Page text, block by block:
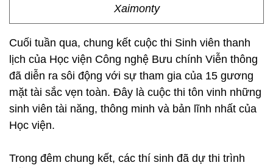
Xaimonty
Cuối tuần qua, chung kết cuộc thi Sinh viên thanh
lịch của Học viện Công nghệ Bưu chính Viễn thông
đã diễn ra sôi động với sự tham gia của 15 gương
mặt tài sắc vẹn toàn. Đây là cuộc thi tôn vinh những
sinh viên tài năng, thông minh và bản lĩnh nhất của
Học viện.
Trong đêm chung kết, các thí sinh đã dự thi trình